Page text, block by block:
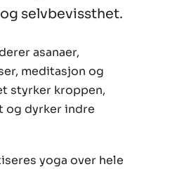
selvbevissthet.
asanaer,
meditasjon og
styrker kroppen,
og dyrker indre
yoga over hele